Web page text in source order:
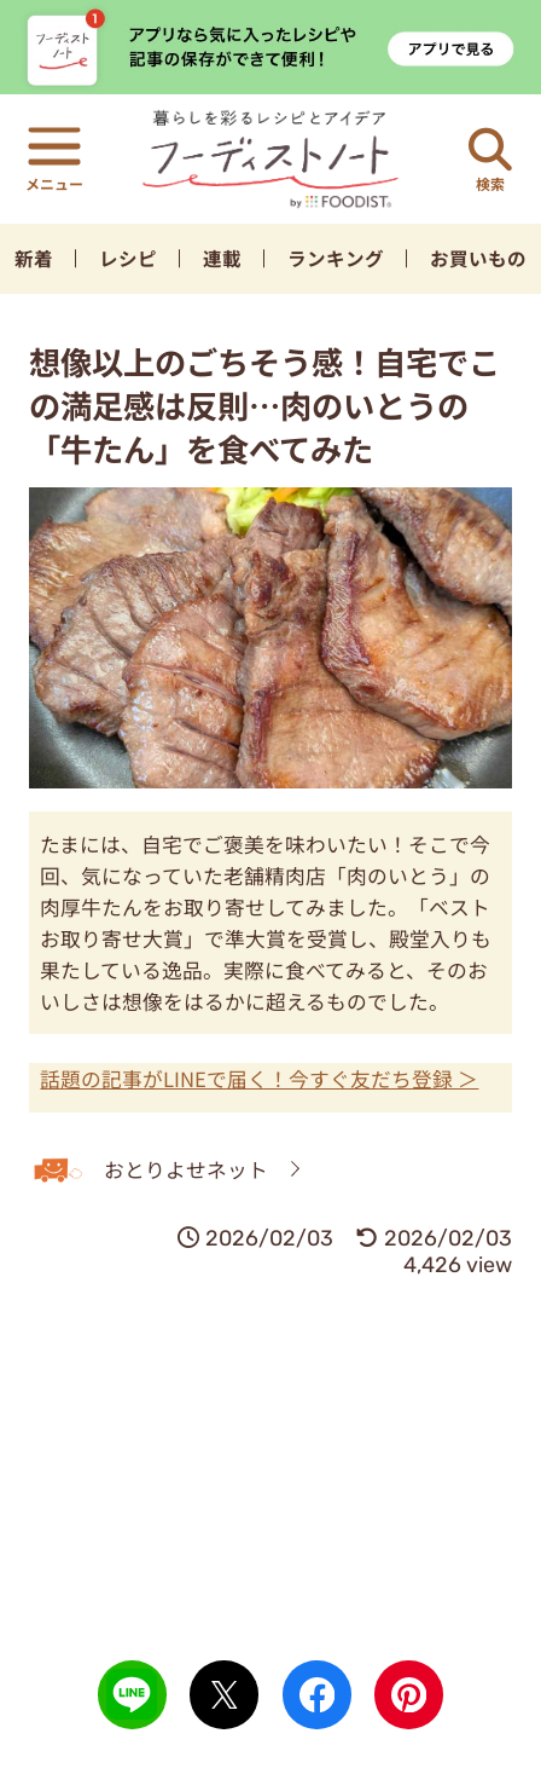
検索
新着 レシピ 連載 ランキング お買いもの
想像以上のごちそう感！自宅でこ
の満足感は反則…肉のいとうの
「牛たん」を食べてみた
たまには、自宅でご褒美を味わいたい！そこで今
回、気になっていた老舗精肉店「肉のいとう」の
肉厚牛たんをお取り寄せしてみました。「ベスト
お取り寄せ大賞」で準大賞を受賞し、殿堂入りも
果たしている逸品。実際に食べてみると、そのお
いしさは想像をはるかに超えるものでした。
話題の記事がLINEで届く！今すぐ友だち登録 ＞
おとりよせネット
2026/02/03
2026/02/03
4,426 view